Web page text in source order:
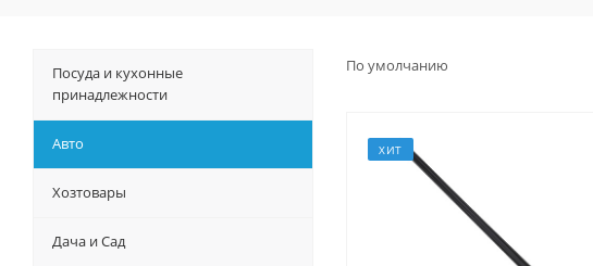
По умолчанию
ХИТ
Посуда и кухонные
принадлежности
Авто
Хозтовары
Дача и Сад